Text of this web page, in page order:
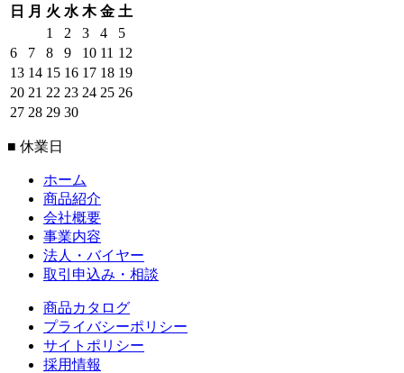
日 月 火 水 木 金 土
1
2 3 4
5
6
7 8 9 10 11 12
13 14 15 16 17 18 19
20 21 22 23 24 25 26
27 28 29 30
■ 休業日
ホーム
商品紹介
会社概要
事業内容
法人・バイヤー
取引申込み・相談
商品カタログ
プライバシーポリシー
サイトポリシー
採用情報